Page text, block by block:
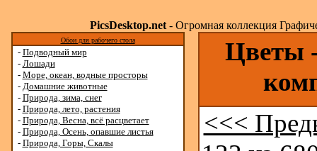
PicsDesktop.net- Огромная коллекция
Обои для рабочего стола
- Подводный мир
- Лошади
- Море, океан, водные просторы
- Домашние животные
- Природа, зима, снег
- Природа, лето, растения
- Природа, Весна, всё расцветает
- Природа, Осень, опавшие листья
- Природа, Горы, Скалы
Цветы -
<<<